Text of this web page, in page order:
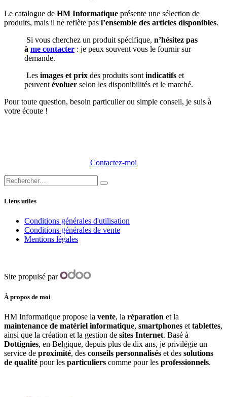
Le catalogue de HM Informatique présente une sélection de
produits, mais il ne reflète pas l’ensemble des articles disponibles.
Si vous cherchez un produit spécifique, n’hésitez pas
à me contacter : je peux souvent vous le fournir sur
demande.
Les images et prix des produits sont indicatifs et
peuvent évoluer selon les disponibilités et le marché.
​Pour toute question, besoin particulier ou simple conseil, je suis à
votre écoute !
Contactez-moi
Liens utiles
Conditions générales d'utilisation
Conditions générales de vente
Mentions légales
Site propulsé par
À propos de moi
HM Informatique propose la vente, la réparation et la
maintenance de matériel informatique, smartphones et tablettes,
ainsi que la création et la gestion de sites Internet. Basé à
Dottignies, en Belgique, depuis plus de dix ans, je privilégie un
service de proximité, des conseils personnalisés et des solutions
de qualité pour les particuliers comme pour les professionnels.